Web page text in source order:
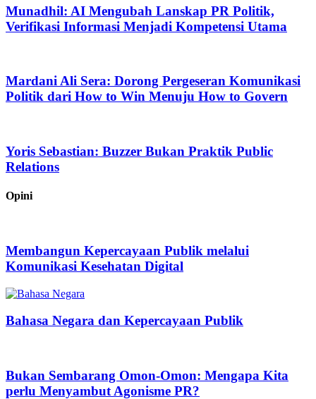
Munadhil: AI Mengubah Lanskap PR Politik,
Verifikasi Informasi Menjadi Kompetensi Utama
Mardani Ali Sera: Dorong Pergeseran Komunikasi
Politik dari How to Win Menuju How to Govern
Yoris Sebastian: Buzzer Bukan Praktik Public
Relations
Opini
Membangun Kepercayaan Publik melalui
Komunikasi Kesehatan Digital
Bahasa Negara dan Kepercayaan Publik
Bukan Sembarang Omon-Omon: Mengapa Kita
perlu Menyambut Agonisme PR?